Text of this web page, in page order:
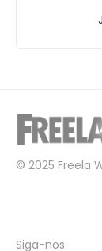
© 2025 Freela
Siga-nos: